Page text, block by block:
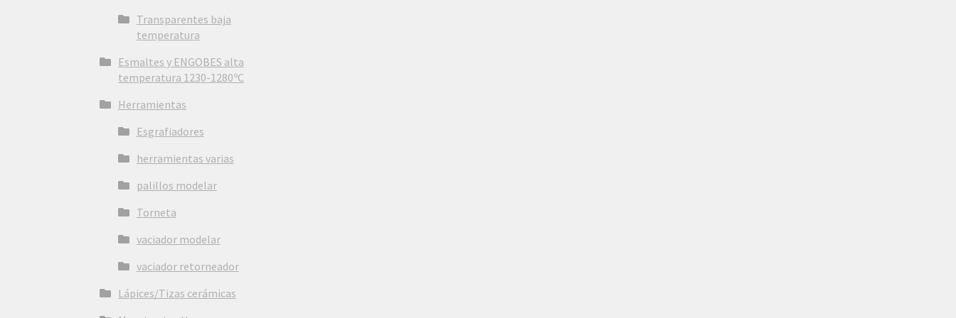
Transparentes baja
temperatura
Esmaltes y ENGOBES alta
temperatura 1230-1280ºC
Herramientas
Esgrafiadores
herramientas varias
palillos modelar
Torneta
vaciador modelar
vaciador retorneador
Lápices/Tizas cerámicas